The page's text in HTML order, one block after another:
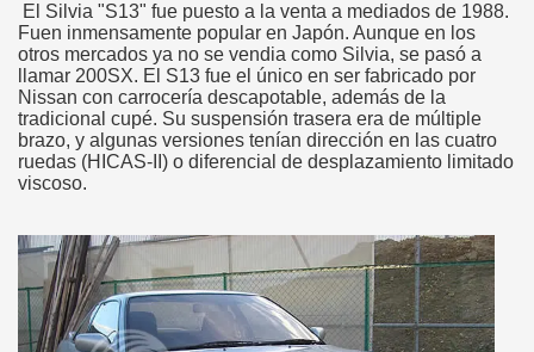
El Silvia "S13" fue puesto a la venta a mediados de 1988.
Fuen inmensamente popular en Japón. Aunque en los
otros mercados ya no se vendia como Silvia, se pasó a
llamar 200SX. El S13 fue el único en ser fabricado por
Nissan con carrocería descapotable, además de la
tradicional cupé. Su suspensión trasera era de múltiple
brazo, y algunas versiones tenían dirección en las cuatro
ruedas (HICAS-II) o diferencial de desplazamiento limitado
viscoso.